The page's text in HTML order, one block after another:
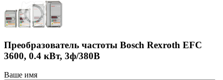
Преобразователь частоты Bosch Rexroth EFC
3600, 0.4 кВт, 3ф/380В
Ваше имя